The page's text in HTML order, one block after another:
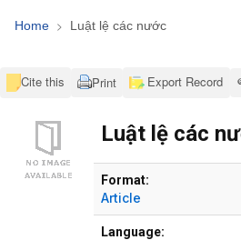
Home Luật lệ các nước
Cite this Print Export Record
Luật lệ các
Format:
Article
Language: